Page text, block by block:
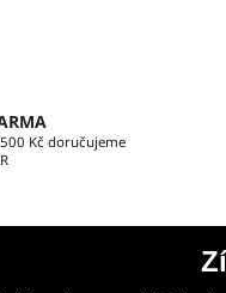
Kč doručujeme